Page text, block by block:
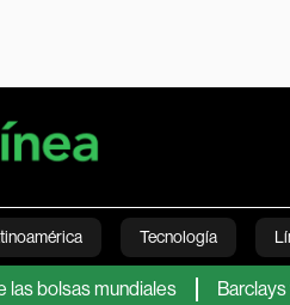
Tecnología
Videos English
mundiales Barclays y